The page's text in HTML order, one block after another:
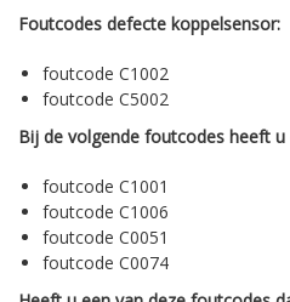
Foutcodes defecte koppelsensor:
foutcode C1002
foutcode C5002
Bij de volgende foutcodes heeft
foutcode C1001
foutcode C1006
foutcode C0051
foutcode C0074